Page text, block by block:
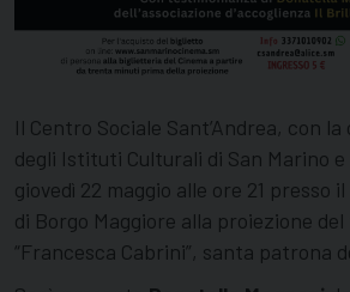
Il Centro Sociale Sant’Andrea, con
degli Istituti Culturali di San Marino
giovedì 22 maggio alle ore 21 presso
di Borgo Maggiore alla proiezione
“Francesca Cabrini”, santa patrona